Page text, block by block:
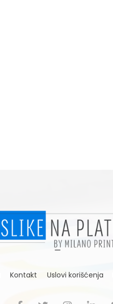
Kontakt Uslovi korišćenja